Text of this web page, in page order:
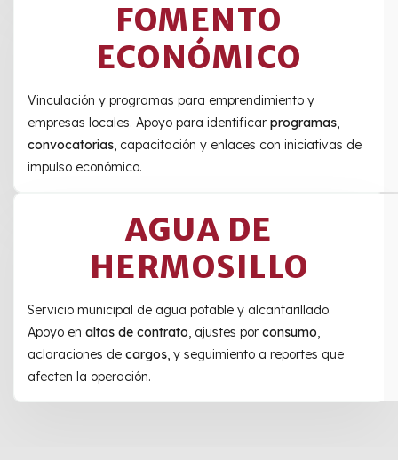
FOMENTO
ECONÓMICO
Vinculación y programas para emprendimiento y
empresas locales. Apoyo para identificar programas,
convocatorias, capacitación y enlaces con iniciativas de
impulso económico.
AGUA DE
HERMOSILLO
Servicio municipal de agua potable y alcantarillado.
Apoyo en altas de contrato, ajustes por consumo,
aclaraciones de cargos, y seguimiento a reportes que
afecten la operación.